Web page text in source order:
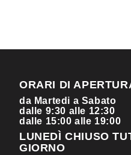
ORARI DI
da Martedi a Sabato
dalle 9:30 alle 12:30
dalle 15:00 alle 19:00
LUNEDÌ CHIUSO
GIORNO